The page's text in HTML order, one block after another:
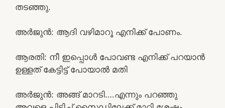
തടഞ്ഞു.
അർജുൻ: ആദി വഴിമാറൂ എനിക്ക് പോണം.
ആരതി: നീ ഇപ്പൊൾ പോവണ്ട എനിക്ക് പറയാൻ
ഉള്ളത് കേട്ടിട്ട് പോയാൽ മതി
അർജുൻ: അങ്ങ് മാറടി….എന്നും പറഞ്ഞു